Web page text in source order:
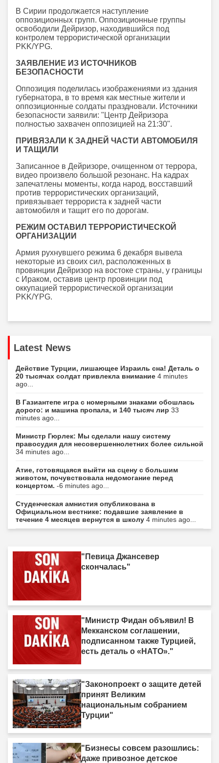
В Сирии продолжается наступление
оппозиционных групп. Оппозиционные группы
освободили Дейризор, находившийся под
контролем террористической организации
PKK/YPG.
ЗАЯВЛЕНИЕ ИЗ ИСТОЧНИКОВ
БЕЗОПАСНОСТИ
Оппозиция поделилась изображениями из здания
губернатора, в то время как местные жители и
оппозиционные солдаты праздновали. Источники
безопасности заявили: "Центр Дейризора
полностью захвачен оппозицией на 21:30".
ПРИВЯЗАЛИ К ЗАДНЕЙ ЧАСТИ АВТОМОБИЛЯ
И ТАЩИЛИ
Записанное в Дейризоре, очищенном от террора,
видео произвело большой резонанс. На кадрах
запечатлены моменты, когда народ, восставший
против террористических организаций,
привязывает террориста к задней части
автомобиля и тащит его по дорогам.
РЕЖИМ ОСТАВИЛ ТЕРРОРИСТИЧЕСКОЙ
ОРГАНИЗАЦИИ
Армия рухнувшего режима 6 декабря вывела
некоторые из своих сил, расположенных в
провинции Дейризор на востоке страны, у границы
с Ираком, оставив центр провинции под
оккупацией террористической организации
PKK/YPG.
Latest News
Действие Турции, лишающее Израиль сна! Деталь о
20 тысячах солдат привлекла внимание 4 minutes
ago...
В Газиантепе игра с номерными знаками обошлась
дорого: и машина пропала, и 140 тысяч лир 33
minutes ago...
Министр Гюрлек: Мы сделали нашу систему
правосудия для несовершеннолетних более сильной
34 minutes ago...
Атие, готовящаяся выйти на сцену с большим
животом, почувствовала недомогание перед
концертом. -6 minutes ago...
Студенческая амнистия опубликована в
Официальном вестнике: подавшие заявление в
течение 4 месяцев вернутся в школу 4 minutes ago...
"Певица Джансевер
скончалась"
"Министр Фидан объявил! В
Мекканском соглашении,
подписанном также Турцией,
есть деталь о «НАТО»."
"Законопроект о защите детей
принят Великим
национальным собранием
Турции"
"Бизнесы совсем разошлись:
даже привозное детское